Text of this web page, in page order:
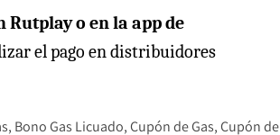
Rutplay o en la app de
el pago en distribuidores
Bono Gas Licuado Cupón de Gas Cupón de